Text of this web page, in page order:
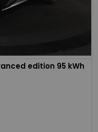
edition 95 kWh